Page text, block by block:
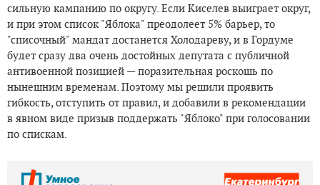
сильную кампанию по округу. Если Киселев выиграет округ,
и при этом список "Яблока" преодолеет 5% барьер, то
"списочный" мандат достанется Холодареву, и в Гордуме
будет сразу два очень достойных депутата с публичной
антивоенной позицией — поразительная роскошь по
нынешним временам. Поэтому мы решили проявить
гибкость, отступить от правил, и добавили в рекомендации
в явном виде призыв поддержать "Яблоко" при голосовании
по спискам.